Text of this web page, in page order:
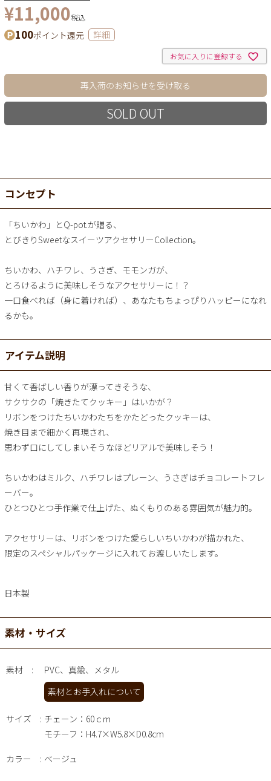
¥11,000税込
100ポイント還元 詳細
お気に入りに登録する
再入荷のお知らせを受け取る
SOLD OUT
コンセプト
「ちいかわ」とQ-pot.が贈る、
とびきりSweetなスイーツアクセサリーCollection。
ちいかわ、ハチワレ、うさぎ、モモンガが、
とろけるように美味しそうなアクセサリーに！？
一口食べれば（身に着ければ）、あなたもちょっぴりハッピーになれ
るかも。
アイテム説明
甘くて香ばしい香りが漂ってきそうな、
サクサクの「焼きたてクッキー」はいかが？
リボンをつけたちいかわたちをかたどったクッキーは、
焼き目まで細かく再現され、
思わず口にしてしまいそうなほどリアルで美味しそう！
ちいかわはミルク、ハチワレはプレーン、うさぎはチョコレートフレ
ーバー。
ひとつひとつ手作業で仕上げた、ぬくもりのある雰囲気が魅力的。
アクセサリーは、リボンをつけた愛らしいちいかわが描かれた、
限定のスペシャルパッケージに入れてお渡しいたします。
日本製
素材・サイズ
素材
PVC、真鍮、メタル
素材とお手入れについて
サイズ
チェーン：60ｃｍ
モチーフ：H4.7×W5.8×D0.8cm
カラー ベージュ